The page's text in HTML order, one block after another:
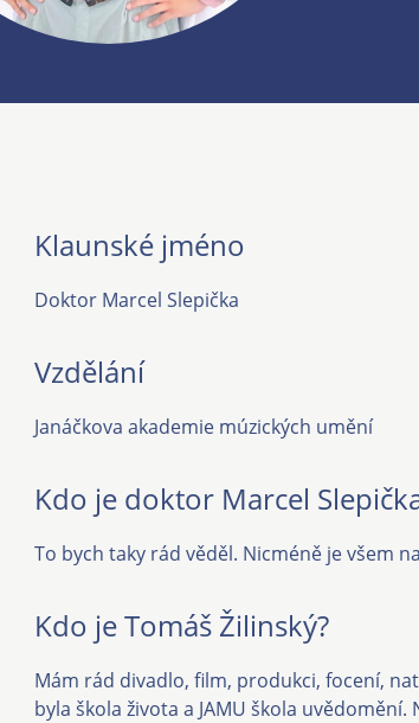
Klaunské jméno
Doktor Marcel Slepička
Vzdělání
Janáčkova akademie múzických umění
Kdo je doktor Marcel
To bych taky rád věděl. Nicméně je všem
Kdo je Tomáš Žilinský?
Mám rád divadlo, film, produkci, focení,
byla škola života a JAMU škola